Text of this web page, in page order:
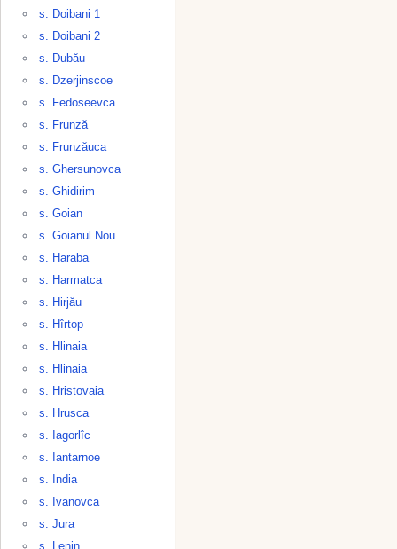
s. Doibani 1
s. Doibani 2
s. Dubău
s. Dzerjinscoe
s. Fedoseevca
s. Frunză
s. Frunzăuca
s. Ghersunovca
s. Ghidirim
s. Goian
s. Goianul Nou
s. Haraba
s. Harmatca
s. Hirjău
s. Hîrtop
s. Hlinaia
s. Hlinaia
s. Hristovaia
s. Hrusca
s. Iagorlîc
s. Iantarnoe
s. India
s. Ivanovca
s. Jura
s. Lenin